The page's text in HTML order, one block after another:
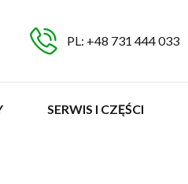
PL: +48 731 444 033
SERWIS I CZĘŚCI